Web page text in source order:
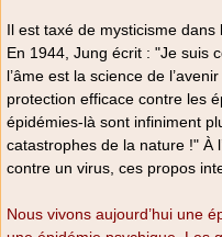
Il est taxé de mysticisme
En 1944, Jung écrit : "Je suis
l’âme est la science de
protection efficace contre les
épidémies-là sont infiniment
catastrophes de la nature !" À
contre un virus, ces propos
Nous vivons aujourd’hui une